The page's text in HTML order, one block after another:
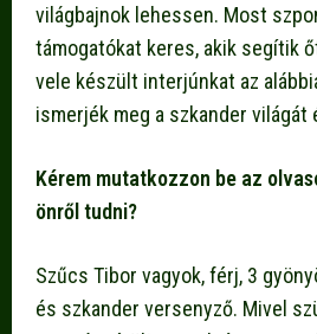
világbajnok lehessen. Most
támogatókat keres, akik segítik
vele készült interjúnkat az
ismerjék meg a szkander világát
Kérem mutatkozzon be az
önről tudni?
Szűcs Tibor vagyok, férj, 3
és szkander versenyző. Mivel